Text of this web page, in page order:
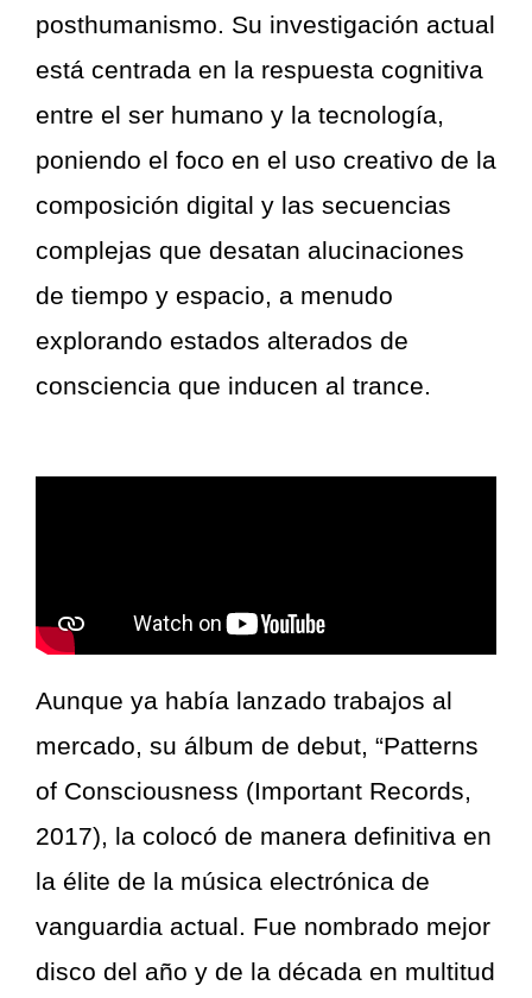
posthumanismo. Su investigación actual
está centrada en la respuesta cognitiva
entre el ser humano y la tecnología,
poniendo el foco en el uso creativo de la
composición digital y las secuencias
complejas que desatan alucinaciones
de tiempo y espacio, a menudo
explorando estados alterados de
consciencia que inducen al trance.
Aunque ya había lanzado trabajos al
mercado, su álbum de debut, “Patterns
of Consciousness (Important Records,
2017), la colocó de manera definitiva en
la élite de la música electrónica de
vanguardia actual. Fue nombrado mejor
disco del año y de la década en multitud